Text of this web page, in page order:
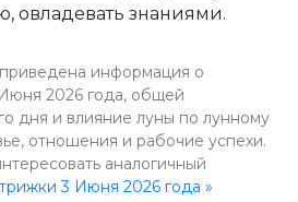
овладевать знаниями.
информация о
2026 года, общей
дня и влияние луны по лунному
отношения и рабочие успехи.
аналогичный
3 Июня 2026 года »